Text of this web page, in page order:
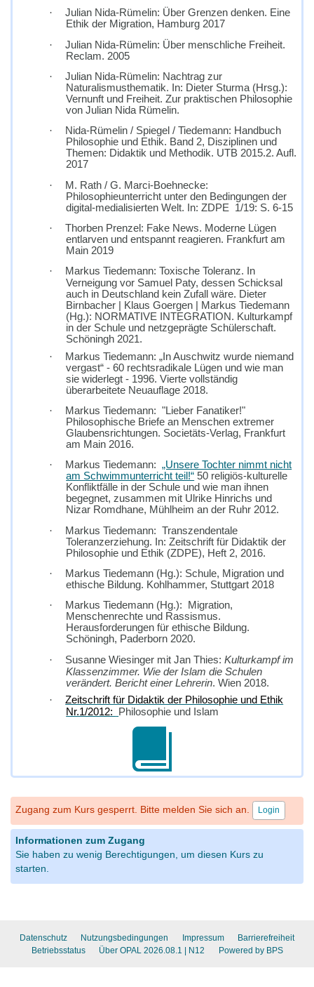
·
Julian Nida-Rümelin: Über Grenzen denken. Eine
Ethik der Migration, Hamburg 2017
·
Julian Nida-Rümelin: Über menschliche Freiheit.
Reclam. 2005
·
Julian Nida-Rümelin: Nachtrag zur
Naturalismusthematik. In: Dieter Sturma (Hrsg.):
Vernunft und Freiheit. Zur praktischen Philosophie
von Julian Nida Rümelin.
·
Nida-Rümelin / Spiegel / Tiedemann: Handbuch
Philosophie und Ethik. Band 2, Disziplinen und
Themen: Didaktik und Methodik. UTB 2015.2. Aufl.
2017
·
M. Rath / G. Marci-Boehnecke:
Philosophieunterricht unter den Bedingungen der
digital-medialisierten Welt. In: ZDPE
1/19: S. 6-15
·
Thorben Prenzel: Fake News. Moderne Lügen
entlarven und entspannt reagieren. Frankfurt am
Main 2019
·
Markus Tiedemann: Toxische Toleranz. In
Verneigung vor Samuel Paty, dessen Schicksal
auch in Deutschland kein Zufall wäre. Dieter
Birnbacher | Klaus Goergen | Markus Tiedemann
(Hg.): NORMATIVE INTEGRATION. Kulturkampf
in der Schule und netzgeprägte Schülerschaft.
Schöningh 2021.
·
Markus Tiedemann: „In Auschwitz wurde niemand
vergast“ - 60 rechtsradikale Lügen und wie man
sie widerlegt - 1996. Vierte vollständig
überarbeitete Neuauflage 2018.
·
Markus Tiedemann: "Lieber Fanatiker!"
Philosophische Briefe an Menschen extremer
Glaubensrichtungen. Societäts-Verlag, Frankfurt
am Main 2016.
·
Markus Tiedemann: „Unsere Tochter nimmt nicht
am Schwimmunterricht teil!“ 50 religiös-kulturelle
Konfliktfälle in der Schule und wie man ihnen
begegnet, zusammen mit Ulrike Hinrichs und
Nizar Romdhane, Mühlheim an der Ruhr 2012.
·
Markus Tiedemann: Transzendentale
Toleranzerziehung. In: Zeitschrift für Didaktik der
Philosophie und Ethik (ZDPE), Heft 2, 2016.
·
Markus Tiedemann (Hg.): Schule, Migration und
ethische Bildung. Kohlhammer, Stuttgart 2018
·
Markus Tiedemann (Hg.):
Migration,
Menschenrechte und Rassismus.
Herausforderungen für ethische Bildung.
Schöningh, Paderborn 2020.
·
Susanne Wiesinger mit Jan Thies:Kulturkampf im
Klassenzimmer. Wie der Islam die Schulen
verändert. Bericht einer Lehrerin. Wien 2018.
·
Zeitschrift für Didaktik der Philosophie und Ethik
Nr.1/2012:
Philosophie und Islam
Zugang zum Kurs gesperrt. Bitte melden Sie sich an. Login
Informationen zum Zugang
Sie haben zu wenig Berechtigungen, um diesen Kurs zu
starten.
Datenschutz Nutzungsbedingungen Impressum
Barrierefreiheit
Betriebsstatus
Über OPAL 2026.08.1 | N12 Powered by BPS